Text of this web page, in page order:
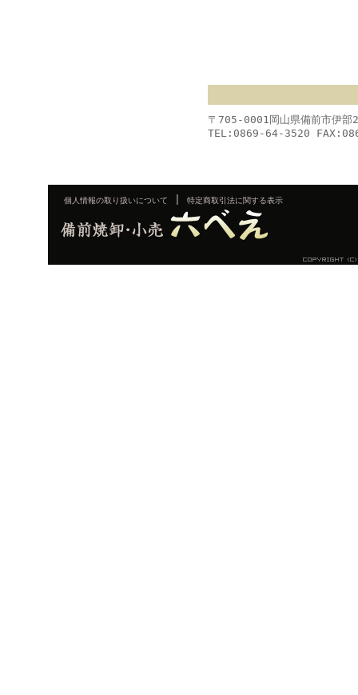
〒705-0001岡山県備前市伊
TEL:0869-64-3520
個人情報の取り扱いについて 特定商取引法に関する表示